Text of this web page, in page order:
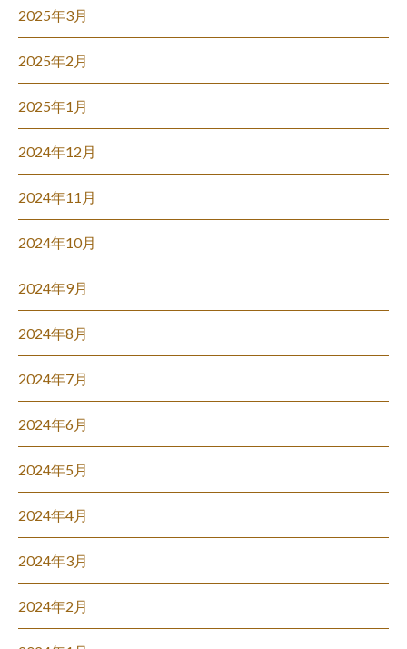
2025年3月
2025年2月
2025年1月
2024年12月
2024年11月
2024年10月
2024年9月
2024年8月
2024年7月
2024年6月
2024年5月
2024年4月
2024年3月
2024年2月